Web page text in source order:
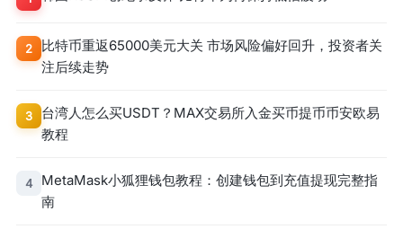
2
比特币重返65000美元大关 市场风险偏好回升，投资者关
注后续走势
3
台湾人怎么买USDT？MAX交易所入金买币提币币安欧易
教程
4
MetaMask小狐狸钱包教程：创建钱包到充值提现完整指
南